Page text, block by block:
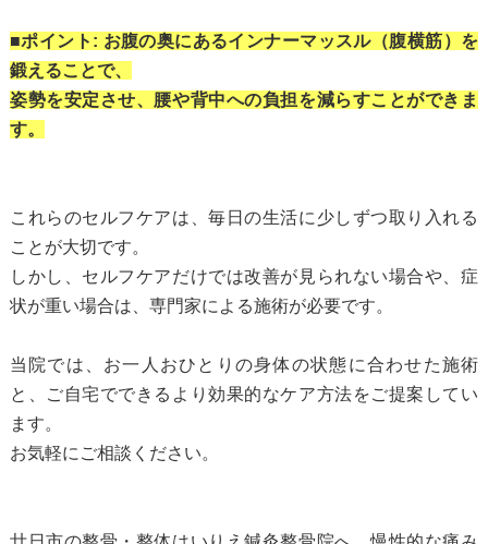
■ポイント: お腹の奥にあるインナーマッスル（腹横筋）を
鍛えることで、
姿勢を安定させ、腰や背中への負担を減らすことができま
す。
これらのセルフケアは、毎日の生活に少しずつ取り入れる
ことが大切です。
しかし、セルフケアだけでは改善が見られない場合や、症
状が重い場合は、専門家による施術が必要です。
当院では、お一人おひとりの身体の状態に合わせた施術
と、ご自宅でできるより効果的なケア方法をご提案してい
ます。
お気軽にご相談ください。